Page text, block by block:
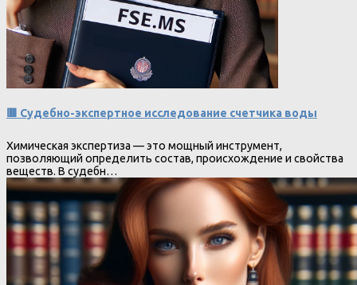
🟥 Судебно-экспертное исследование счетчика воды
Химическая экспертиза — это мощный инструмент,
позволяющий определить состав, происхождение и свойства
веществ. В судебн…